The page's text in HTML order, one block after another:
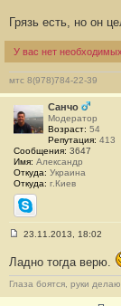
#
Грязь есть, но он
У вас нет
мтс 8(978)784-22-39
Санчо
Модератор
Возраст: 54
Репутация: 413
Сообщения: 3647
Имя: Александр
Откуда: Украина
Откуда: г.Киев
Skype
о
б
щ
е
23.11.2013, 18:02
Ладно тогда верю.
Глаза боятся, руки